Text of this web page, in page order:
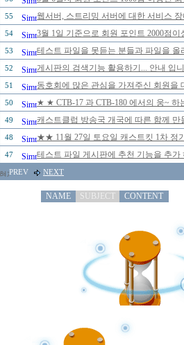
55 웹서버, 스트리밍 서버에 대한 서비스
54 3월 1일 기준으로 회원 포인트 2000점
53 테스트 파일을 못듣는 분들과 파일을
52 게시판의 검색기능 활용하기... 안내 입
51 동호회에 많은 관심을 가져주신 회원을
50 ★ ★ CTB-17 과 CTB-180 에서의 웅~
49 캐스트클럽 방송국 개국에 따른 함께
48 ★★ 11월 27일 토요일 캐스트킷 1차
47 테스트 파일 게시판에 추천 기능을 추
PREV NEXT